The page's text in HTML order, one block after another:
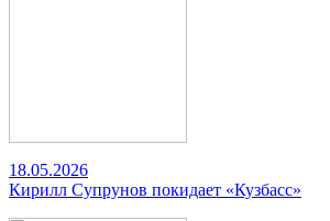
18.05.2026
Кирилл Супрунов покидает «Кузбасс»